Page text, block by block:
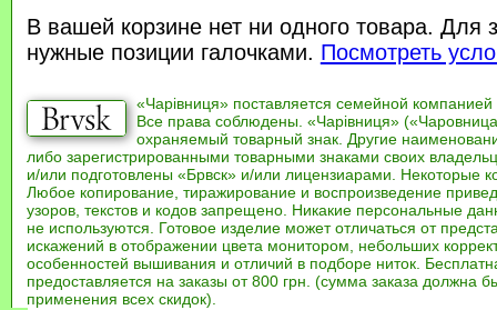
В вашей корзине нет ни одного товара. Для
нужные позиции галочками. Посмотреть
«Чарівниця» поставляется семейной компанией
Все права соблюдены. «Чарівниця»
охраняемый товарный знак. Другие
либо зарегистрированными товарными знаками своих
и/или подготовлены «Брвск» и/или лицензиарами. Некоторые
Любое копирование, тиражирование и воспроизведение
узоров, текстов и кодов запрещено. Никакие персональные
не используются. Готовое изделие может отличаться от
искажений в отображении цвета монитором, небольших
особенностей вышивания и отличий в подборе ниток.
предоставляется на заказы от 800 грн. (сумма заказа должна
применения всех скидок).